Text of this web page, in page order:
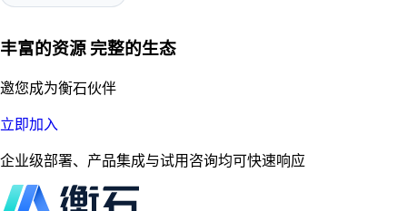
丰富的资源 完整的生态
邀您成为衡石伙伴
立即加入
企业级部署、产品集成与试用咨询均可快速响应